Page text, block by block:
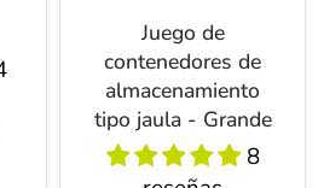
Juego de
contenedores de
almacenamiento
tipo jaula - Grande
8